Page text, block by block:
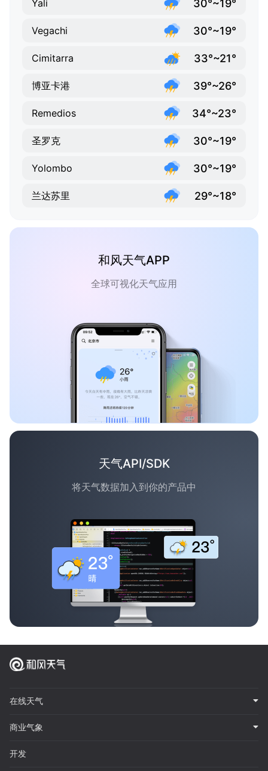
Yali 30°~19°
Vegachi 30°~19°
Cimitarra 33°~21°
博亚卡港 39°~26°
Remedios 34°~23°
圣罗克 30°~19°
Yolombo 30°~19°
兰达苏里 29°~18°
和风天气APP
全球可视化天气应用
天气API/SDK
将天气数据加入到你的产品中
在线天气
商业气象
开发